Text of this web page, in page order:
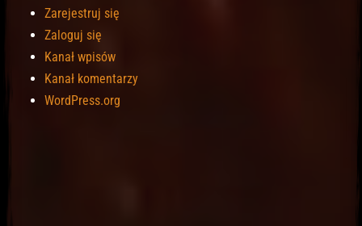
Zarejestruj się
Zaloguj się
Kanał wpisów
Kanał komentarzy
WordPress.org